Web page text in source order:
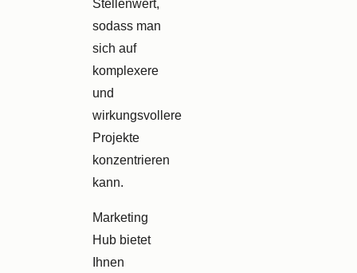
Stellenwert,
sodass man
sich auf
komplexere
und
wirkungsvollere
Projekte
konzentrieren
kann.
Marketing
Hub bietet
Ihnen